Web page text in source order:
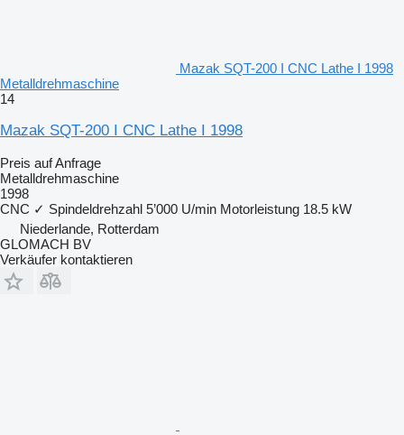
Mazak SQT-200 I CNC Lathe I 1998
Metalldrehmaschine
14
Mazak SQT-200 I CNC Lathe I 1998
Preis auf Anfrage
Metalldrehmaschine
1998
CNC ✓ Spindeldrehzahl 5’000 U/min Motorleistung 18.5 kW
Niederlande, Rotterdam
GLOMACH BV
Verkäufer kontaktieren